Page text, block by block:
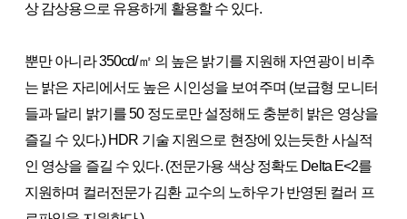
상 감상용으로 유용하게 활용할 수 있다.
뿐만 아니라 350cd/㎡ 의 높은 밝기를 지원해 자연광이 비추
는 밝은 자리에서도 높은 시인성을 보여주며 (보급형 모니터
들과 달리 밝기를 50 정도로만 설정해도 충분히 밝은 영상을
즐길 수 있다.) HDR 기술 지원으로 현장에 있는듯한 사실적
인 영상을 즐길 수 있다. (전문가용 색상 정확도 Delta E<2를
지원하며 컬러전문가 김환 교수의 노하우가 반영된 컬러 프